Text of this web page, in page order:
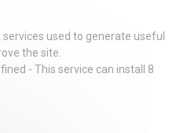
used to generate useful
the site.
- This service can install 8